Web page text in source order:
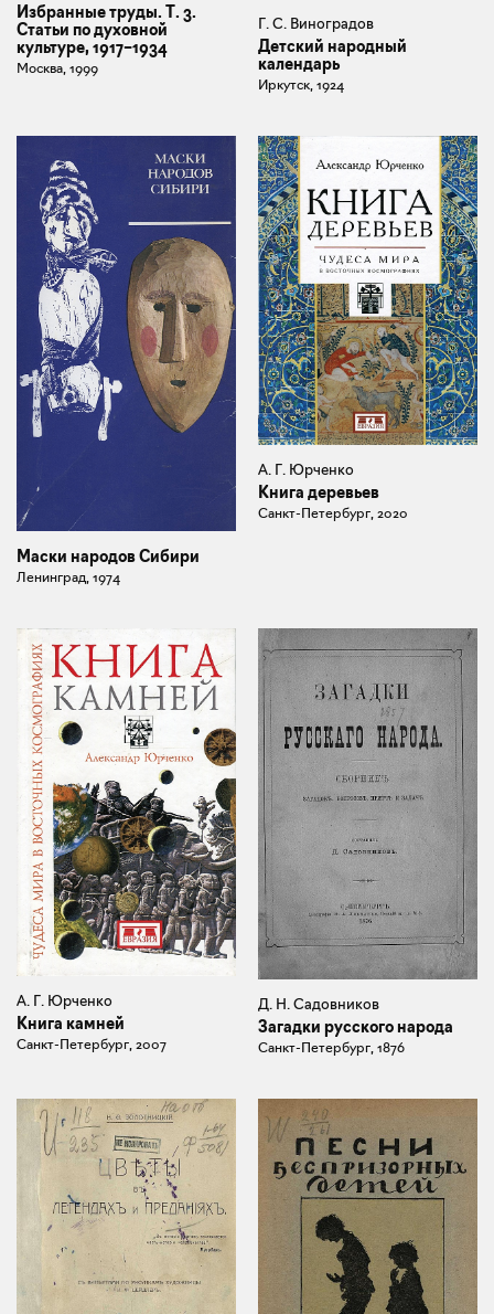
Избранные труды. Т. 3.
Статьи по духовной
культуре, 1917–1934
Москва, 1999
Г. С. Виноградов
Детский народный
календарь
Иркутск, 1924
Маски народов Сибири
Ленинград, 1974
А. Г. Юрченко
Книга деревьев
Санкт-Петербург, 2020
А. Г. Юрченко
Книга камней
Санкт-Петербург, 2007
Д. Н. Садовников
Загадки русского народа
Санкт-Петербург, 1876